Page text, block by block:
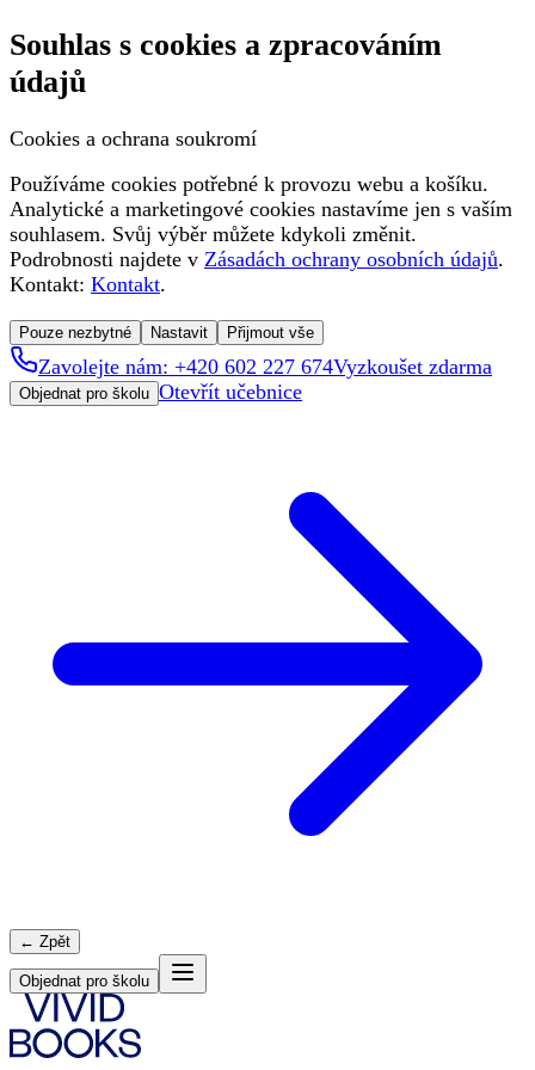
Souhlas s cookies a zpracováním
údajů
Cookies a ochrana soukromí
Používáme cookies potřebné k provozu webu a košíku.
Analytické a marketingové cookies nastavíme jen s vaším
souhlasem. Svůj výběr můžete kdykoli změnit.
Podrobnosti najdete v Zásadách ochrany osobních údajů.
Kontakt: Kontakt.
Pouze nezbytné Nastavit Přijmout vše
Zavolejte nám: +420 602 227 674Vyzkoušet zdarma
Objednat pro školu Otevřít učebnice
← Zpět
Objednat pro školu